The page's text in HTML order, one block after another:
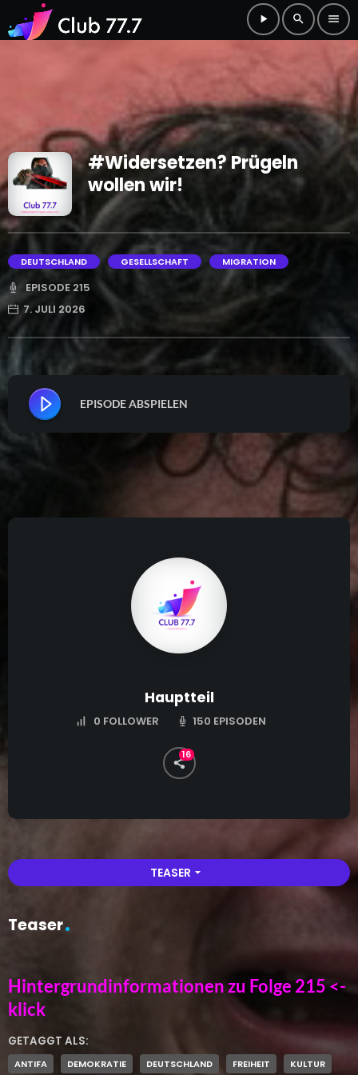
play_arrow search menu
#Widersetzen? Prügeln
wollen wir!
DEUTSCHLAND GESELLSCHAFT MIGRATION
EPISODE 215
7. JULI 2026
EPISODE ABSPIELEN
Hauptteil
0 FOLLOWER 150 EPISODEN
16
TEASER arrow_drop_down
Teaser
Hintergrundinformationen zu Folge 215 <-
klick
GETAGGT ALS:
ANTIFA DEMOKRATIE DEUTSCHLAND FREIHEIT KULTUR